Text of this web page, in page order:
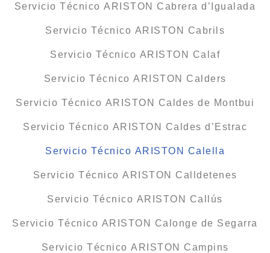
Servicio Técnico ARISTON Cabrera d’Igualada
Servicio Técnico ARISTON Cabrils
Servicio Técnico ARISTON Calaf
Servicio Técnico ARISTON Calders
Servicio Técnico ARISTON Caldes de Montbui
Servicio Técnico ARISTON Caldes d’Estrac
Servicio Técnico ARISTON Calella
Servicio Técnico ARISTON Calldetenes
Servicio Técnico ARISTON Callús
Servicio Técnico ARISTON Calonge de Segarra
Servicio Técnico ARISTON Campins